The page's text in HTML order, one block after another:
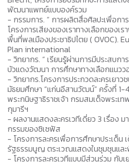
พัฒนาแพทย์แบบองค์รวม
- กรรมการ. “ การผลิตสื่อศิลปะเพื่อกา
โครงการเสียงของเราทางเลือกของเ
พื้นที่พลเมืองประชาธิปไตย ( OVOC).
Plan international
- วิทยากร. “ เรียนรู้ผ่านการมีประสบก
บัวแดงวัฒนา การศึกษาทางเลือกแนว
- วิทยากร.โครงการประกวดละครเยาว
มัธยมศึกษา “แก่นอีสานวัฒน์” ครั้งที่ 1-
พระกนิษฐาธิราชเจ้า กรมสมเด็จพระเ
กุมารีฯ
- ผลงานแสดงละครเวทีเดี่ยว 3 เรื่อง ม
กรรมของซิเซฟัส
- โครงการละครเพื่อการศึกษาประเด็
รัฐธรรมนูญ ตระเวณแสดงในชุมชุนแล
- โครงการละครเวทีแบบมีส่วนร่วม กับ